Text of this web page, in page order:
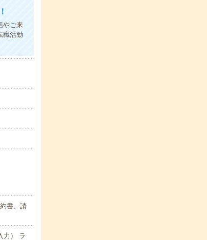
やご来
職活動
書、請
力） ラ